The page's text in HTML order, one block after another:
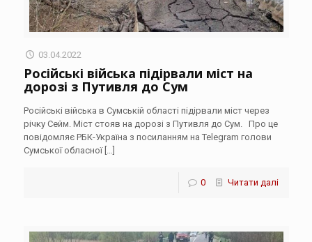
03.04.2022
Російські війська підірвали міст на
дорозі з Путивля до Сум
Російські війська в Сумській області підірвали міст через
річку Сейм. Міст стояв на дорозі з Путивля до Сум. Про це
повідомляє РБК-Україна з посиланням на Telegram голови
Сумської обласної[…]
0 Читати далі